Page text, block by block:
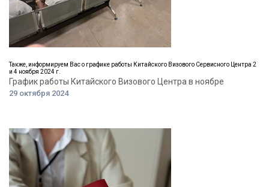
Также, информируем Вас о графике работы Китайского Визового Сервисного Центра 2
и 4 ноября 2024 г.
График работы Китайского Визового Центра в ноябре
29 октября 2024